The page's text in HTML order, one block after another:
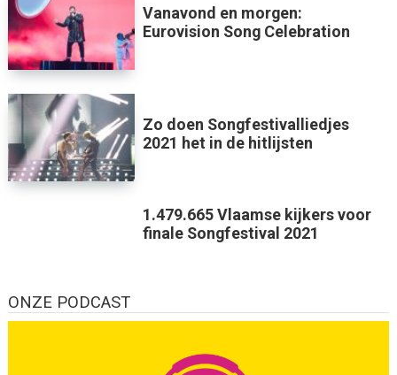
Vanavond en morgen:
Eurovision Song Celebration
Zo doen Songfestivalliedjes
2021 het in de hitlijsten
1.479.665 Vlaamse kijkers voor
finale Songfestival 2021
ONZE PODCAST